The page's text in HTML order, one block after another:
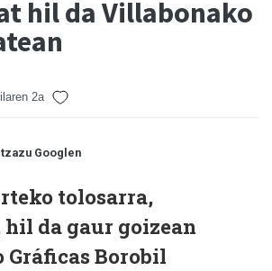
hil da Villabonako
2a
Googlen
tolosarra,
hil da gaur goizean
Borobil